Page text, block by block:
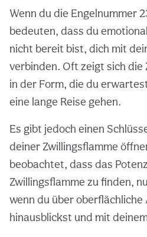
Wenn du die Engelnummer
bedeuten, dass du
nicht bereit bist, dich mit
verbinden. Oft zeigt sich die
in der Form, die du
eine lange Reise gehen.
Es gibt jedoch einen
deiner Zwillingsflamme
beobachtet, dass das
Zwillingsflamme zu finden,
wenn du über
hinausblickst und mit